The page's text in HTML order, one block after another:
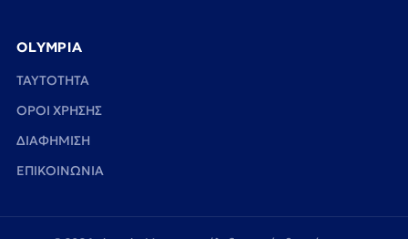
OLYMPIA
TAYTOTHTA
ΟΡΟΙ ΧΡΗΣΗΣ
ΔΙΑΦΗΜΙΣΗ
ΕΠΙΚΟΙΝΩΝΙΑ